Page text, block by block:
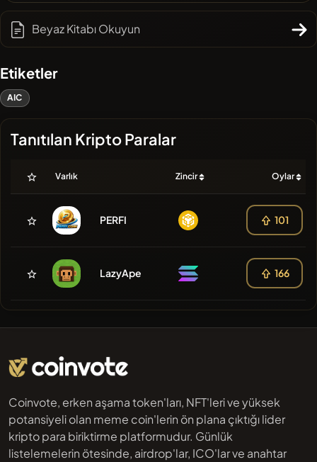
Beyaz Kitabı Okuyun
Etiketler
AIC
Tanıtılan Kripto Paralar
Varlık Zincir Oylar
PERFI 101
LazyApe 166
Coinvote, erken aşama token'ları, NFT'leri ve yüksek
potansiyeli olan meme coin'lerin ön plana çıktığı lider
kripto para biriktirme platformudur. Günlük
listelemelerin ötesinde, airdrop'lar, ICO'lar ve anahtar